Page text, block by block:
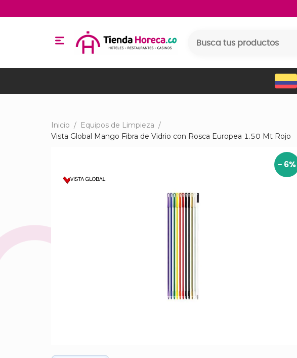
Inicio / Equipos de Limpieza /
Vista Global Mango Fibra de Vidrio con Rosca Europea 1.50 Mt Rojo
- 6%